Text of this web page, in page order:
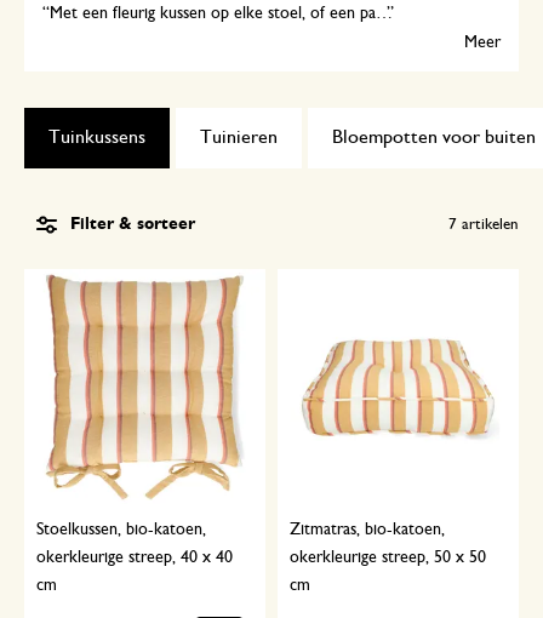
Met een fleurig kussen op elke stoel, of een paar naast elkaar op de tuinbank, ziet je tuin of balkon er meteen gezellig uit. Kies je favoriete kleur en geniet lekker van het buitenzijn!
Meer
Tuinieren Bloempotten voor buiten
Tuinkussens
Filter & sorteer 7 artikelen
Stoelkussen, bio-katoen,
okerkleurige streep, 40 x 40
cm
Zitmatras, bio-katoen,
okerkleurige streep, 50 x 50
cm